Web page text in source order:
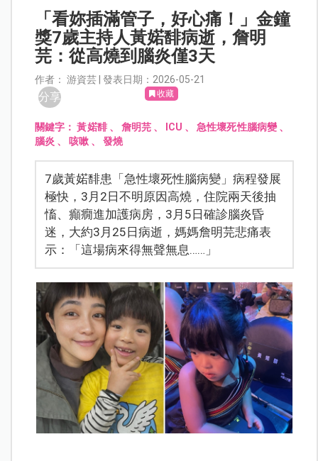
「看妳插滿管子，好心痛！」金鐘
獎7歲主持人黃婼馡病逝，詹明
芫：從高燒到腦炎僅3天
作者： 游資芸 | 發表日期：2026-05-21
分享 收藏
關鍵字：黃婼馡、 詹明芫、 ICU 、急性壞死性腦病變、
腦炎 、咳嗽 、發燒
7歲黃婼馡患「急性壞死性腦病變」病程發展
極快，3月2日不明原因高燒，住院兩天後抽
慉、癲癇進加護病房，3月5日確診腦炎昏
迷，大約3月25日病逝，媽媽詹明芫悲痛表
示：「這場病來得無聲無息……」